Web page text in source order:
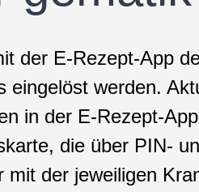
der E-Rezept-App
eingelöst werden.
in der E-Rezept-
die über PIN-
mit der jeweiligen